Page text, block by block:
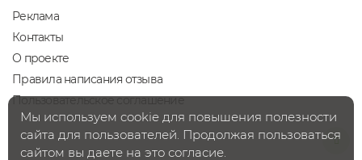
Реклама
Контакты
О проекте
Правила написания отзыва
Пользовательское соглашение
Мы используем cookie для повышения полезности
сайта для пользователей. Продолжая пользоваться
сайтом вы даете на это согласие.